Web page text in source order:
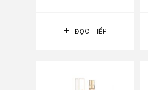
ĐỌC TIẾP